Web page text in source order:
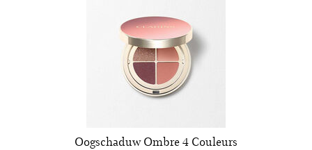
Oogschaduw Ombre 4 Couleurs